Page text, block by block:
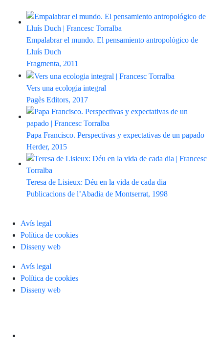
Empalabrar el mundo. El pensamiento antropológico de
Lluís Duch
Fragmenta, 2011
Vers una ecologia integral
Pagès Editors, 2017
Papa Francisco. Perspectivas y expectativas de un papado
Herder, 2015
Teresa de Lisieux: Déu en la vida de cada dia
Publicacions de l’Abadia de Montserrat, 1998
Avís legal
Política de cookies
Disseny web
Avís legal
Política de cookies
Disseny web